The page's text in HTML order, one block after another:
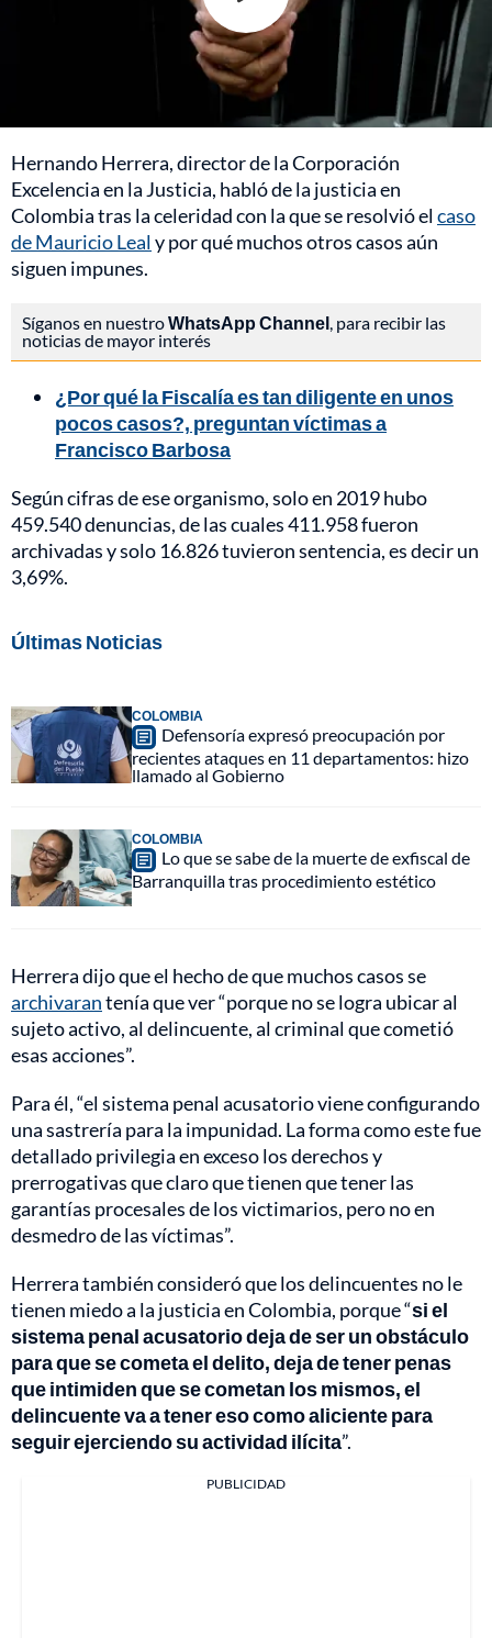
Hernando Herrera, director de la Corporación
Excelencia en la Justicia, habló de la justicia en
Colombia tras la celeridad con la que se resolvió elcaso
de Mauricio Lealy por qué muchos otros casos aún
siguen impunes.
Síganos en nuestroWhatsApp Channel , para recibir las
noticias de mayor interés
¿Por qué la Fiscalía es tan diligente en unos
pocos casos?, preguntan víctimas a
Francisco Barbosa
Según cifras de ese organismo, solo en 2019 hubo
459.540 denuncias, de las cuales 411.958 fueron
archivadas y solo 16.826 tuvieron sentencia, es decir un
3,69%.
Últimas Noticias
COLOMBIA
Defensoría expresó preocupación por
recientes ataques en 11 departamentos: hizo
llamado al Gobierno
COLOMBIA
Lo que se sabe de la muerte de exfiscal de
Barranquilla tras procedimiento estético
Herrera dijo que el hecho de que muchos casos se
archivarantenía que ver “porque no se logra ubicar al
sujeto activo, al delincuente, al criminal que cometió
esas acciones”.
Para él, “el sistema penal acusatorio viene configurando
una sastrería para la impunidad. La forma como este fue
detallado privilegia en exceso los derechos y
prerrogativas que claro que tienen que tener las
garantías procesales de los victimarios, pero no en
desmedro de las víctimas”.
Herrera también consideró que los delincuentes no le
tienen miedo a la justicia en Colombia, porque “si el
sistema penal acusatorio deja de ser un obstáculo
para que se cometa el delito, deja de tener penas
que intimiden que se cometan los mismos, el
delincuente va a tener eso como aliciente para
seguir ejerciendo su actividad ilícita”.
PUBLICIDAD